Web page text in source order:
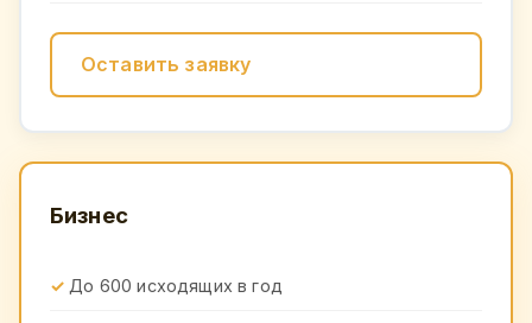
Оставить заявку
Бизнес
До 600 исходящих в год